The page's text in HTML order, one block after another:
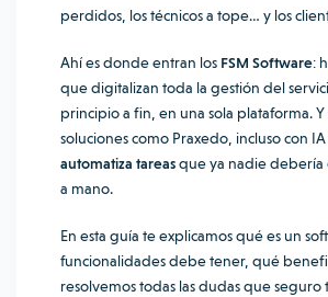
perdidos, los técnicos a tope… y los
Ahí es donde entran los FSM Software:
que digitalizan toda la gestión del
principio a fin, en una sola plataforma. Y
soluciones como Praxedo, incluso con
automatiza tareasque ya nadie debería
a mano.
En esta guía te explicamos qué es un
funcionalidades debe tener, qué
resolvemos todas las dudas que seguro